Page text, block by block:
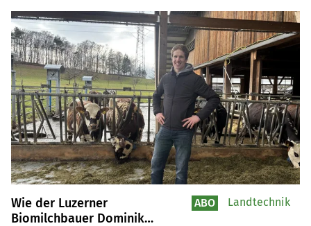
Wie der Luzerner
Biomilchbauer Dominik
ABO Landtechnik